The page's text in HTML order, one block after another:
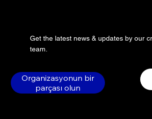
Get the latest news & updates by our
team.
Organizasyonun bir
parçası olun